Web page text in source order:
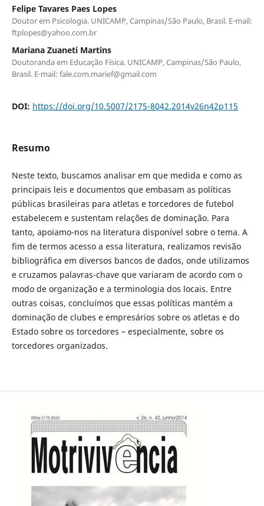
Felipe Tavares Paes Lopes
Doutor em Psicologia. UNICAMP, Campinas/São Paulo, Brasil. E-mail:
ftplopes@yahoo.com.br
Mariana Zuaneti Martins
Doutoranda em Educação Física. UNICAMP, Campinas/São Paulo,
Brasil. E-mail: fale.com.marief@gmail.com
DOI: https://doi.org/10.5007/2175-8042.2014v26n42p115
Resumo
Neste texto, buscamos analisar em que medida e como as
principais leis e documentos que embasam as políticas
públicas brasileiras para atletas e torcedores de futebol
estabelecem e sustentam relações de dominação. Para
tanto, apoiamo-nos na literatura disponível sobre o tema. A
fim de termos acesso a essa literatura, realizamos revisão
bibliográfica em diversos bancos de dados, onde utilizamos
e cruzamos palavras-chave que variaram de acordo com o
modo de organização e a terminologia dos locais. Entre
outras coisas, concluímos que essas políticas mantém a
dominação de clubes e empresários sobre os atletas e do
Estado sobre os torcedores – especialmente, sobre os
torcedores organizados.